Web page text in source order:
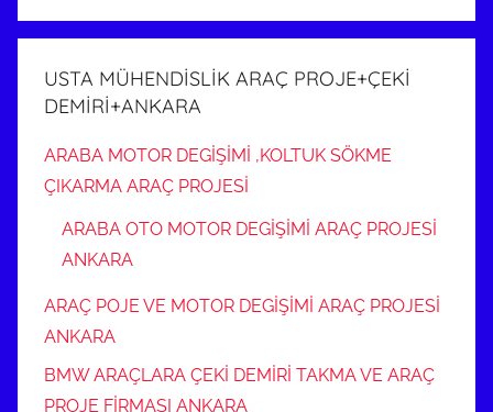
USTA MÜHENDİSLİK ARAÇ PROJE+ÇEKİ
DEMİRİ+ANKARA
ARABA MOTOR DEGİŞİMİ ,KOLTUK SÖKME
ÇIKARMA ARAÇ PROJESİ
ARABA OTO MOTOR DEGİŞİMİ ARAÇ PROJESİ
ANKARA
ARAÇ POJE VE MOTOR DEGİŞİMİ ARAÇ PROJESİ
ANKARA
BMW ARAÇLARA ÇEKİ DEMİRİ TAKMA VE ARAÇ
PROJE FİRMASI ANKARA